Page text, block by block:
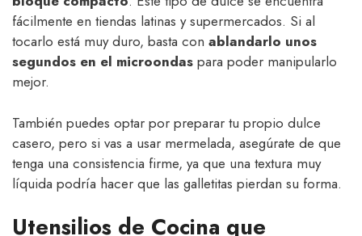
fácilmente en tiendas latinas y supermercados. Si al
tocarlo está muy duro, basta con ablandarlo unos
segundos en el microondas para poder manipularlo
mejor.
También puedes optar por preparar tu propio dulce
casero, pero si vas a usar mermelada, asegúrate de que
tenga una consistencia firme, ya que una textura muy
líquida podría hacer que las galletitas pierdan su forma.
Utensilios de Cocina que